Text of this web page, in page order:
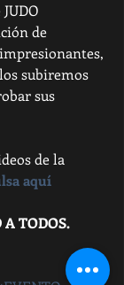
de
subiremos
sus
de la
aquí
TODOS.